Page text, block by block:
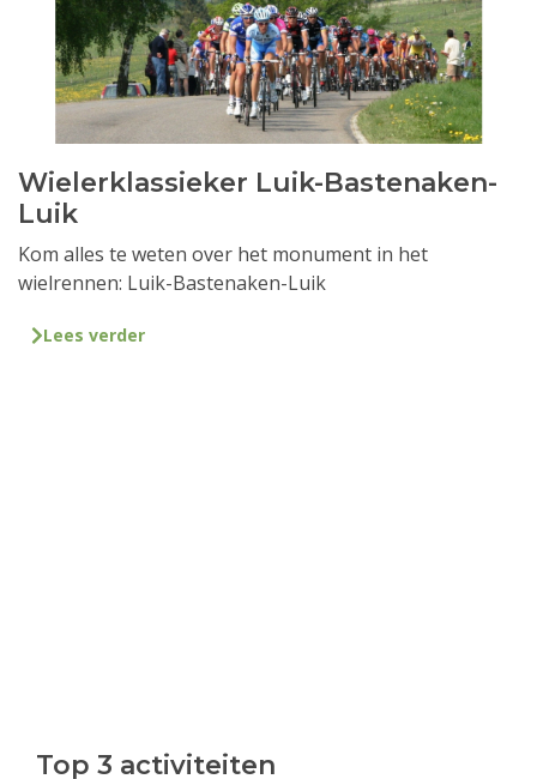
Wielerklassieker Luik-Bastenaken-
Luik
Kom alles te weten over het monument in het
wielrennen: Luik-Bastenaken-Luik
Lees verder
Top 3 activiteiten